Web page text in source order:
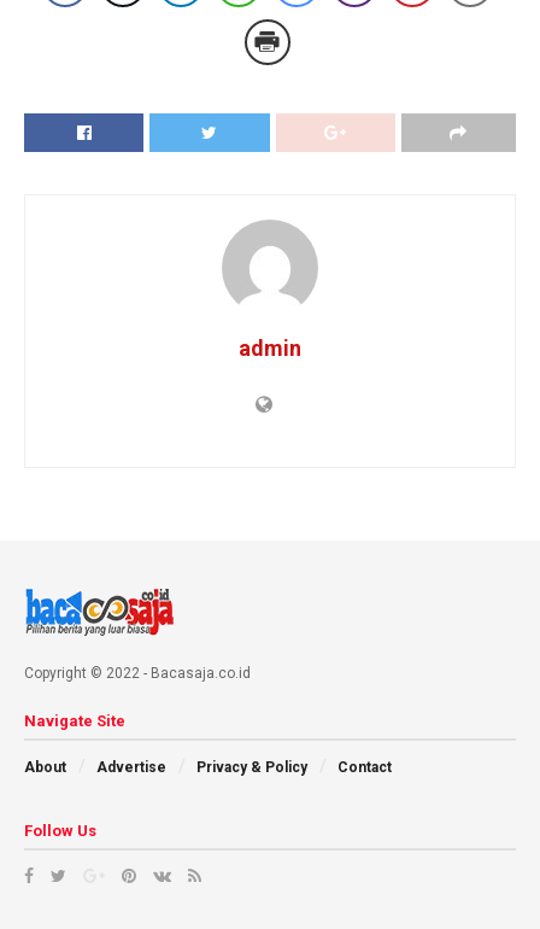
admin
Copyright © 2022 - Bacasaja.co.id
Navigate Site
About Advertise Privacy & Policy Contact
Follow Us